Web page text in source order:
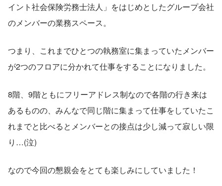
イント社会保険労務士法人」をはじめとしたグループ会社
のメンバーの業務スペース。
つまり、これまでひとつの執務室に集まっていたメンバー
が2つのフロアに分かれて仕事をすることになりました。
8階、9階ともにフリーアドレス制なので各階の行き来は
あるものの、みんなで同じ階に集まって仕事をしていたこ
れまでと比べるとメンバーとの接点は少し減って寂しい限
り…(泣)
なので今回の懇親会をとても楽しみにしていました！